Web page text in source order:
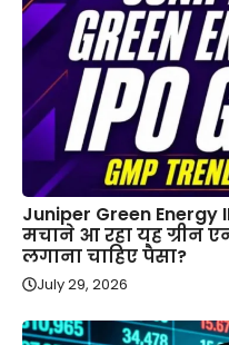
Juniper Green Energy
मचाने आ रहा यह ग्रीन
लगाना चाहिए पैसा?
July 29, 2026